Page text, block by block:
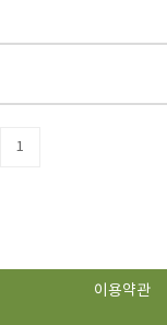
1
이용약관